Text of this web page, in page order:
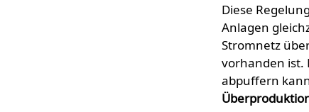
Diese
Anlagen
Stromnetz
vorhanden ist.
abpuffern